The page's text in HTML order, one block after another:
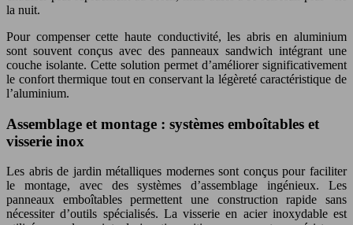
la nuit.
Pour compenser cette haute conductivité, les abris en aluminium
sont souvent conçus avec des panneaux sandwich intégrant une
couche isolante. Cette solution permet d’améliorer significativement
le confort thermique tout en conservant la légèreté caractéristique de
l’aluminium.
Assemblage et montage : systèmes emboîtables et
visserie inox
Les abris de jardin métalliques modernes sont conçus pour faciliter
le montage, avec des systèmes d’assemblage ingénieux. Les
panneaux emboîtables permettent une construction rapide sans
nécessiter d’outils spécialisés. La visserie en acier inoxydable est